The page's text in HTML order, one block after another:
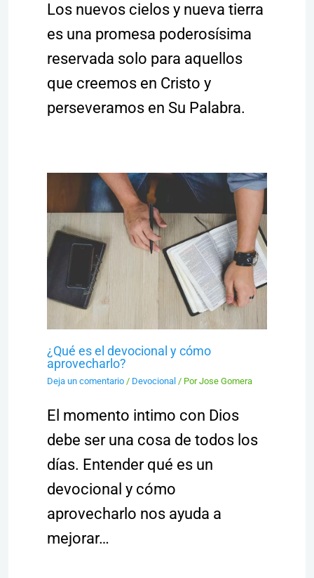
Los nuevos cielos y nueva tierra
es una promesa poderosísima
reservada solo para aquellos
que creemos en Cristo y
perseveramos en Su Palabra.
¿Qué es el devocional y cómo
aprovecharlo?
Deja un comentario / Devocional / PorJose Gomera
El momento intimo con Dios
debe ser una cosa de todos los
días. Entender qué es un
devocional y cómo
aprovecharlo nos ayuda a
mejorar…